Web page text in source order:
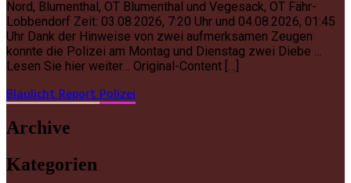
Nord, Blumenthal, OT Blumenthal und Vegesack, OT Fähr-
Lobbendorf Zeit: 03.08.2026, 7:20 Uhr und 04.08.2026, 01:45
Uhr Dank der Hinweise von zwei aufmerksamen Zeugen
konnte die Polizei am Montag und Dienstag zwei Diebe …
Lesen Sie hier weiter… Original-Content […]
Blaulicht Report Polizei
Archive
Kategorien